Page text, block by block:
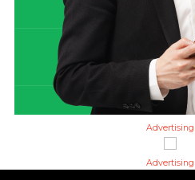
Advertising
Advertising